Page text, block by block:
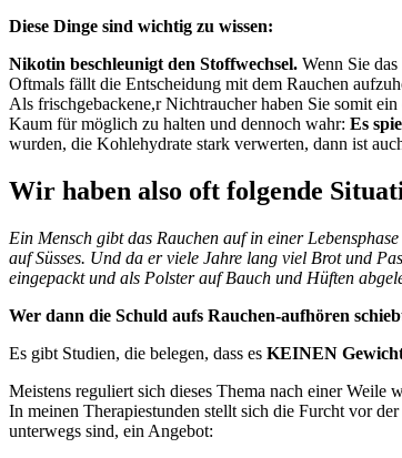
Diese Dinge sind wichtig zu wissen:
Nikotin beschleunigt den Stoffwechsel. Wenn Sie
Oftmals fällt die Entscheidung mit dem Rauchen
Als frischgebackene,r Nichtraucher haben Sie somit
Kaum für möglich zu halten und dennoch wahr: Es
wurden, die Kohlehydrate stark verwerten, dann ist
Wir haben also oft folgende
Ein Mensch gibt das Rauchen auf in einer
auf Süsses. Und da er viele Jahre lang viel Brot und
eingepackt und als Polster auf Bauch und Hüften
Wer dann die Schuld aufs Rauchen-aufhören
Es gibt Studien, die belegen, dass es KEINEN
Meistens reguliert sich dieses Thema nach einer
In meinen Therapiestunden stellt sich die Furcht vor
unterwegs sind, ein Angebot: